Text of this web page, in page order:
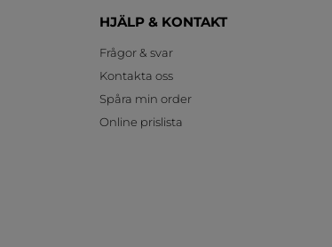
HJÄLP & KONTAKT
Frågor & svar
Kontakta oss
Spåra min order
Online prislista